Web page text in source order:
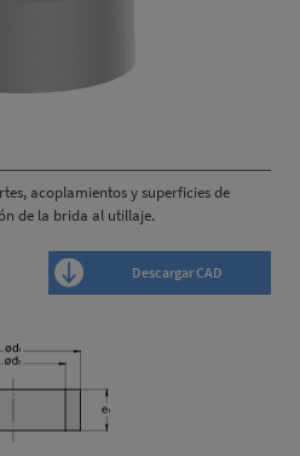
acoplamientos y superficies de
de la brida al utillaje.
Descargar CAD